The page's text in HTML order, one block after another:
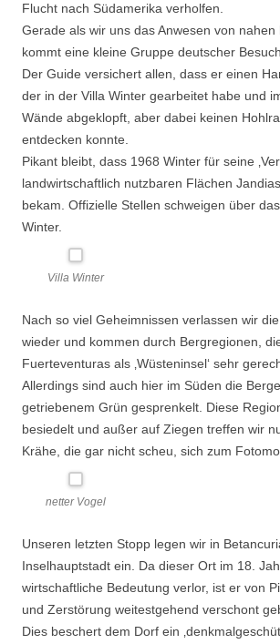
Flucht nach Südamerika verholfen.
Gerade als wir uns das Anwesen von nahen
kommt eine kleine Gruppe deutscher
Der Guide versichert allen, dass er einen
der in der Villa Winter gearbeitet habe und
Wände abgeklopft, aber dabei keinen
entdecken konnte.
Pikant bleibt, dass 1968 Winter für seine
landwirtschaftlich nutzbaren Flächen
bekam. Offizielle Stellen schweigen über
Winter.
Villa Winter
Nach so viel Geheimnissen verlassen wir
wieder und kommen durch Bergregionen,
Fuerteventuras als ‚Wüsteninsel‘ sehr
Allerdings sind auch hier im Süden die
getriebenem Grün gesprenkelt. Diese
besiedelt und außer auf Ziegen treffen wir
Krähe, die gar nicht scheu, sich zum
netter Vogel
Unseren letzten Stopp legen wir in
Inselhauptstadt ein. Da dieser Ort im 18.
wirtschaftliche Bedeutung verlor, ist er von
und Zerstörung weitestgehend verschont
Dies beschert dem Dorf ein